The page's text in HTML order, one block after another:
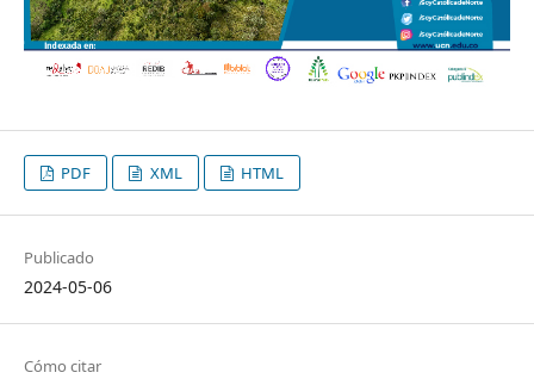
PDF XML HTML
Publicado
2024-05-06
Cómo citar